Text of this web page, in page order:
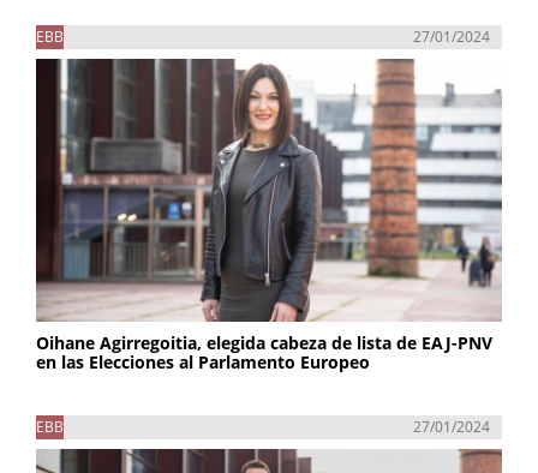
EBB 27/01/2024
Oihane Agirregoitia, elegida cabeza de lista de EAJ-PNV
en las Elecciones al Parlamento Europeo
EBB 27/01/2024